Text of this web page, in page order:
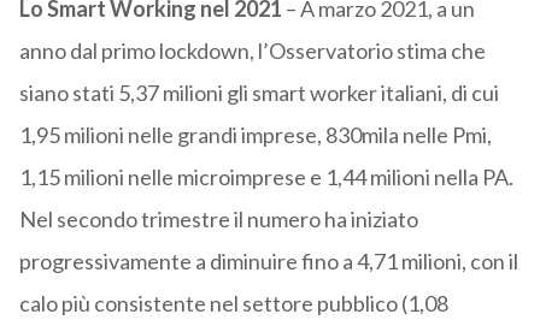
Lo Smart Working nel 2021 – A marzo 2021, a un
anno dal primo lockdown, l’Osservatorio stima che
siano stati 5,37 milioni gli smart worker italiani, di cui
1,95 milioni nelle grandi imprese, 830mila nelle Pmi,
1,15 milioni nelle microimprese e 1,44 milioni nella PA.
Nel secondo trimestre il numero ha iniziato
progressivamente a diminuire fino a 4,71 milioni, con il
calo più consistente nel settore pubblico (1,08